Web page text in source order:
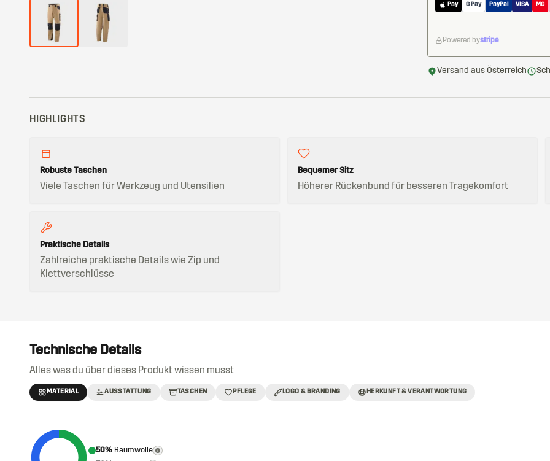
Pay G Pay PayPal VISA MC
Powered bystripe
Versand aus Österreich
HIGHLIGHTS
Robuste Taschen
Viele Taschen für Werkzeug und Utensilien
Bequemer Sitz
Höherer Rückenbund für besseren Tragekomfort
Praktische Details
Zahlreiche praktische Details wie Zip und
Klettverschlüsse
Technische Details
Alles was du über dieses Produkt wissen musst
MATERIAL AUSSTATTUNG TASCHEN PFLEGE LOGO & BRANDING HERKUNFT & VERANTWORTUNG
50% Baumwolle